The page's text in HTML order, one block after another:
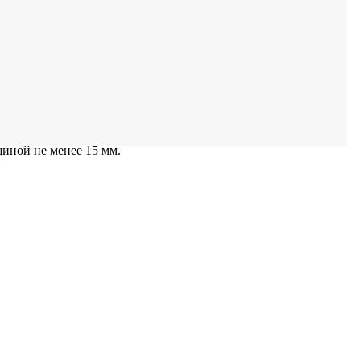
прыгательная поверхность и настил. Каркас -
элементов, нанизанных на тросы из нержавеющей стали.
не менее 15 мм.